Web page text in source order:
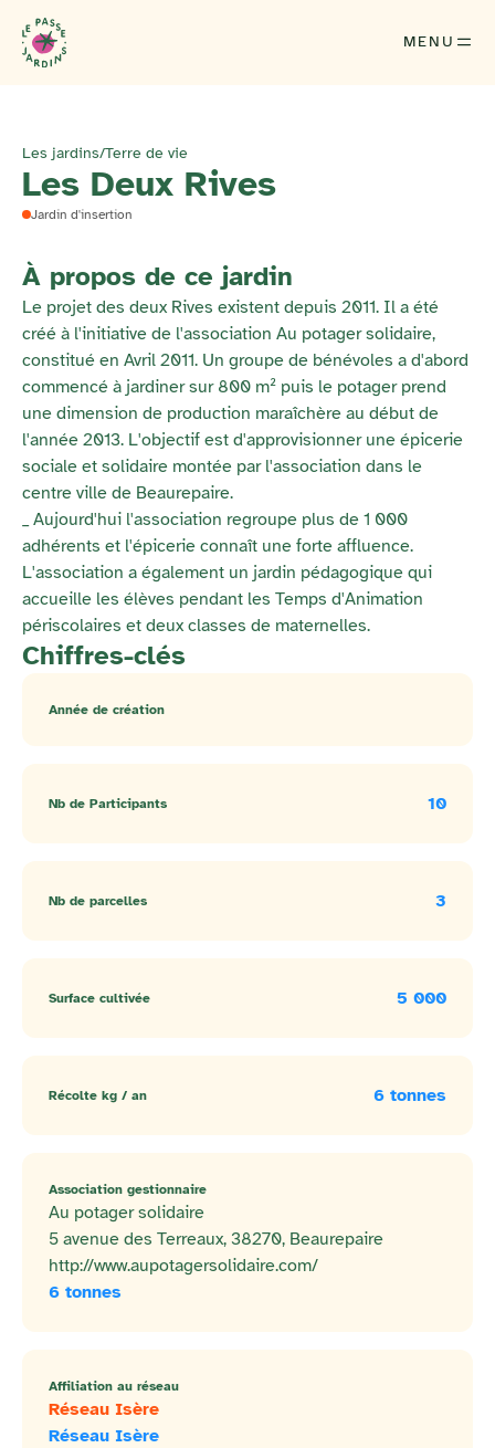
MENU
Les jardins/Terre de vie
Les Deux Rives
Jardin d'insertion
À propos de ce jardin
Le projet des deux Rives existent depuis 2011. Il a été
créé à l'initiative de l'association Au potager solidaire,
constitué en Avril 2011. Un groupe de bénévoles a d'abord
commencé à jardiner sur 800 m² puis le potager prend
une dimension de production maraîchère au début de
l'année 2013. L'objectif est d'approvisionner une épicerie
sociale et solidaire montée par l'association dans le
centre ville de Beaurepaire.
_ Aujourd'hui l'association regroupe plus de 1 000
adhérents et l'épicerie connaît une forte affluence.
L'association a également un jardin pédagogique qui
accueille les élèves pendant les Temps d'Animation
périscolaires et deux classes de maternelles.
Chiffres-clés
Année de création
Nb de Participants 10
Nb de parcelles 3
Surface cultivée 5 000
Récolte kg / an 6 tonnes
Association gestionnaire
Au potager solidaire
5 avenue des Terreaux, 38270, Beaurepaire
http://www.aupotagersolidaire.com/
6 tonnes
Affiliation au réseau
Réseau Isère
Réseau Isère